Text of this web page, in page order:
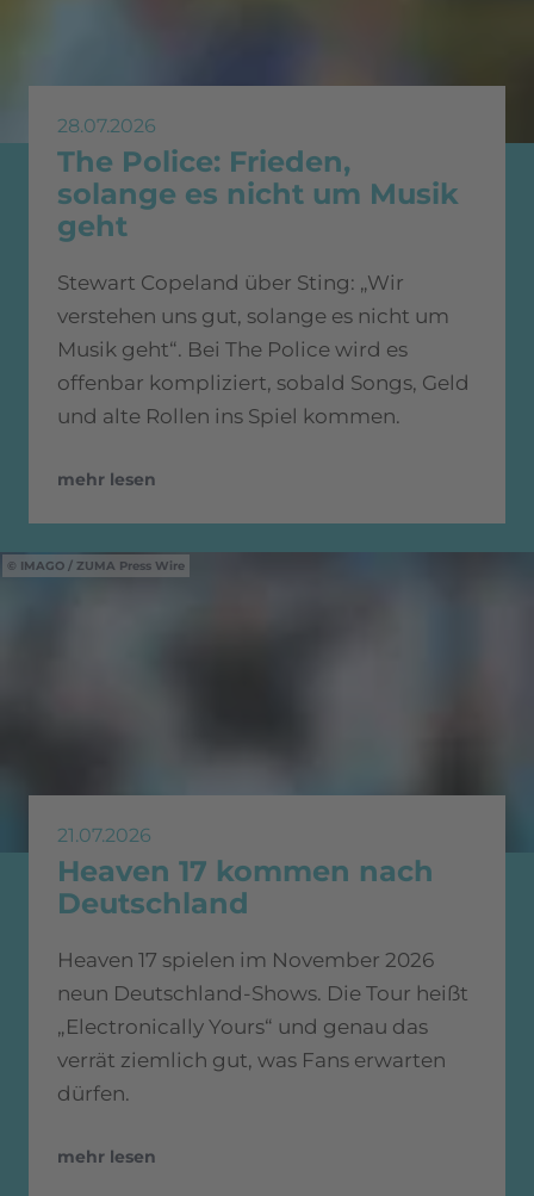
28.07.2026
The Police: Frieden,
solange es nicht um Musik
geht
Stewart Copeland über Sting: „Wir
verstehen uns gut, solange es nicht um
Musik geht“. Bei The Police wird es
offenbar kompliziert, sobald Songs, Geld
und alte Rollen ins Spiel kommen.
mehr lesen
IMAGO / ZUMA Press Wire
21.07.2026
Heaven 17 kommen nach
Deutschland
Heaven 17 spielen im November 2026
neun Deutschland-Shows. Die Tour heißt
„Electronically Yours“ und genau das
verrät ziemlich gut, was Fans erwarten
dürfen.
mehr lesen